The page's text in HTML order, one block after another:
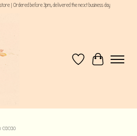
| Ordered before 3pm, delivered the next business day
VerlanglijstWinkelwagen